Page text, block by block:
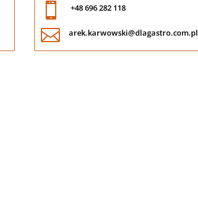
 +48 696 282 118
 arek.karwowski@dlagastro.com.pl